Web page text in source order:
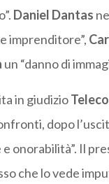
Daniel Dantas
imprenditore”,
un “danno di
in giudizio
dopo
onorabilità”. Il
che lo vede